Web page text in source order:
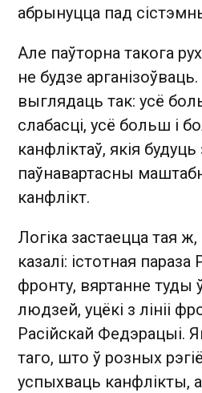
абрынуцца пад
Але паўторна такога
не будзе арганізоўваць.
выглядаць так: усё
слабасці, усё больш і
канфліктаў, якія
паўнавартасны
канфлікт.
Логіка застаецца тая
казалі: істотная параза
фронту, вяртанне туды
людзей, уцёкі з лініі
Расійскай Федэрацыі.
таго, што ў розных
успыхваць канфлікты,